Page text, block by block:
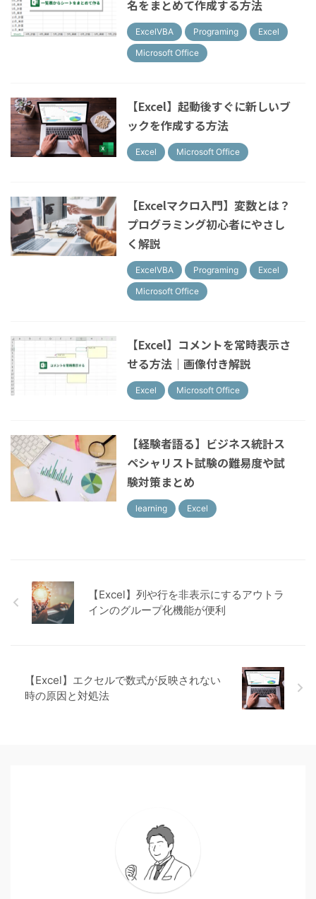
名をまとめて作成する方法
ExcelVBA Programing
Excel
Microsoft Office
【Excel】起動後すぐに新しいブ
ックを作成する方法
Excel Microsoft Office
【Excelマクロ入門】変数とは？
プログラミング初心者にやさし
く解説
ExcelVBA Programing
Excel
Microsoft Office
【Excel】コメントを常時表示さ
せる方法｜画像付き解説
Excel Microsoft Office
【経験者語る】ビジネス統計ス
ペシャリスト試験の難易度や試
験対策まとめ
learning Excel
【Excel】列や行を非表示にするアウトラ
インのグループ化機能が便利
【Excel】エクセルで数式が反映されない
時の原因と対処法